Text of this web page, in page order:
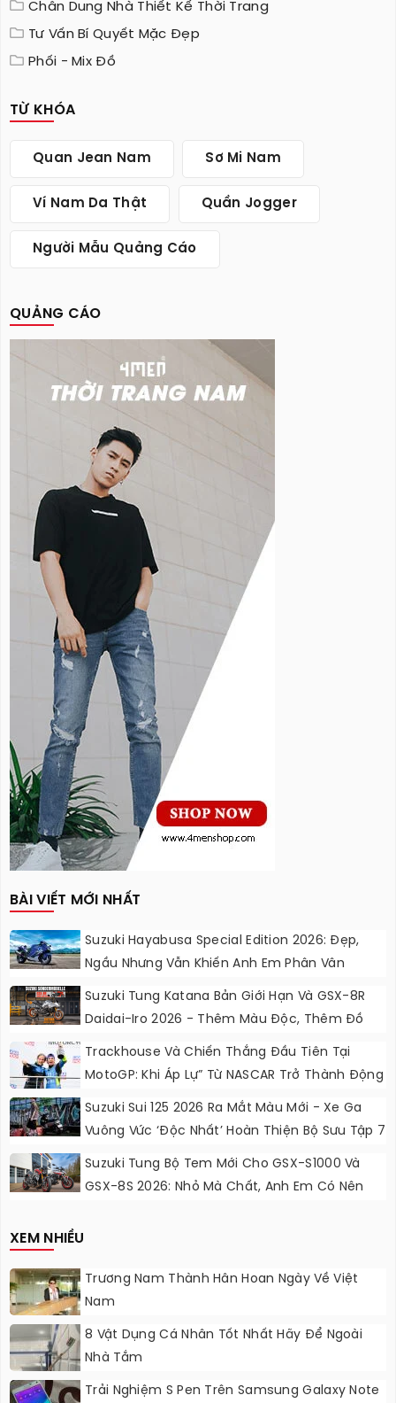
Chân Dung Nhà Thiết Kế Thời Trang
Tư Vấn Bí Quyết Mặc Đẹp
Phối - Mix Đồ
TỪ KHÓA
Quan Jean Nam Sơ Mi Nam
Ví Nam Da Thật Quần Jogger
Người Mẫu Quảng Cáo
QUẢNG CÁO
BÀI VIẾT MỚI NHẤT
Suzuki Hayabusa Special Edition 2026: Đẹp,
Ngầu Nhưng Vẫn Khiến Anh Em Phân Vân
Suzuki Tung Katana Bản Giới Hạn Và GSX-8R
Daidai-Iro 2026 - Thêm Màu Độc, Thêm Đồ
Chơi, Thêm Cá Tính
Trackhouse Và Chiến Thắng Đầu Tiên Tại
MotoGP: Khi Áp Lự” Từ NASCAR Trở Thành Động
Lực Ngọt Ngào
Suzuki Sui 125 2026 Ra Mắt Màu Mới - Xe Ga
Vuông Vức ‘độc Nhất’ Hoàn Thiện Bộ Sưu Tập 7
Sắc Cầu Vồng
Suzuki Tung Bộ Tem Mới Cho GSX-S1000 Và
GSX-8S 2026: Nhỏ Mà Chất, Anh Em Có Nên
XEM NHIỀU
Trương Nam Thành Hân Hoan Ngày Về Việt
Nam
8 Vật Dụng Cá Nhân Tốt Nhất Hãy Để Ngoài
Nhà Tắm
Trải Nghiệm S Pen Trên Samsung Galaxy Note